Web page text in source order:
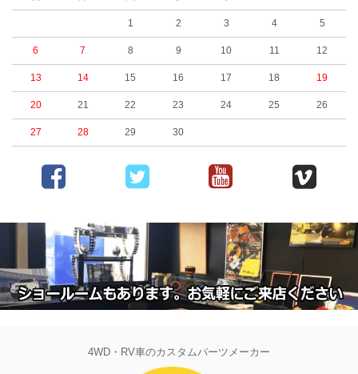
1 2 3 4 5
6 7 8 9 10 11 12
13 14 15 16 17 18 19
20 21 22 23 24 25 26
27 28 29 30
4WD・RV車のカスタムパーツメーカー